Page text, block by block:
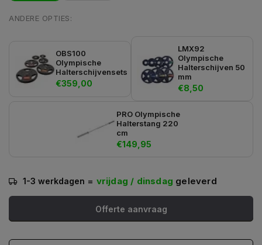
ANDERE OPTIES:
OBS100
Olympische
Halterschijvensets
€359,00
LMX92
Olympische
Halterschijven 50
mm
€8,50
PRO Olympische
Halterstang 220
cm
€149,95
1-3 werkdagen = vrijdag / dinsdag geleverd
Offerte aanvraag